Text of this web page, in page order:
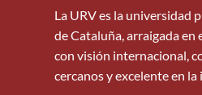
o
k
r
i
La URV es la universidad
de Cataluña, arraigada en
con visión internacional,
cercanos y excelente en la